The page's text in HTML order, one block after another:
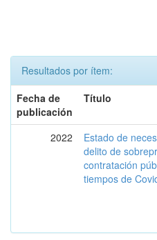
Resultados por ítem:
Fecha de
publicación
Título
2022
Estado de
delito de
contratación
tiempos de